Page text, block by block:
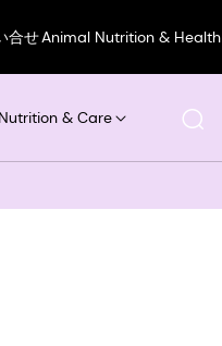
合せAnimal Nutrition & Health
& Care